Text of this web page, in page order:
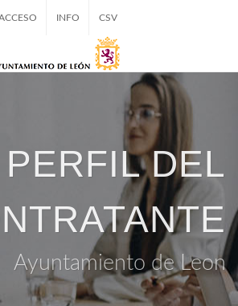
INFO CSV
PERFIL DEL
Ayuntamiento de Leon